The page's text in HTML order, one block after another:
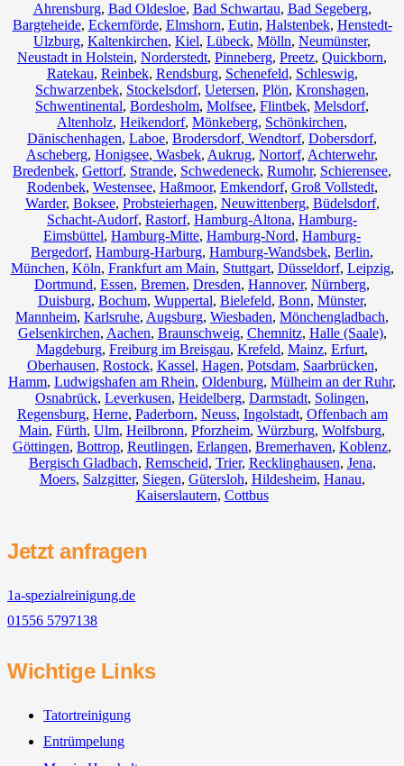
Ahrensburg, Bad Oldesloe, Bad Schwartau, Bad Segeberg,
Bargteheide, Eckernförde, Elmshorn, Eutin, Halstenbek, Henstedt-
Ulzburg, Kaltenkirchen, Kiel, Lübeck, Mölln, Neumünster,
Neustadt in Holstein, Norderstedt, Pinneberg, Preetz, Quickborn,
Ratekau, Reinbek, Rendsburg, Schenefeld, Schleswig,
Schwarzenbek, Stockelsdorf, Uetersen, Plön, Kronshagen,
Schwentinental, Bordesholm, Molfsee, Flintbek, Melsdorf,
Altenholz, Heikendorf, Mönkeberg, Schönkirchen,
Dänischenhagen, Laboe, Brodersdorf, Wendtorf, Dobersdorf,
Ascheberg, Honigsee, Wasbek, Aukrug, Nortorf, Achterwehr,
Bredenbek, Gettorf, Strande, Schwedeneck, Rumohr, Schierensee,
Rodenbek, Westensee, Haßmoor, Emkendorf, Groß Vollstedt,
Warder, Boksee, Probsteierhagen, Neuwittenberg, Büdelsdorf,
Schacht-Audorf, Rastorf, Hamburg-Altona, Hamburg-
Eimsbüttel, Hamburg-Mitte, Hamburg-Nord, Hamburg-
Bergedorf, Hamburg-Harburg, Hamburg-Wandsbek, Berlin,
München, Köln, Frankfurt am Main, Stuttgart, Düsseldorf, Leipzig,
Dortmund, Essen, Bremen, Dresden, Hannover, Nürnberg,
Duisburg, Bochum, Wuppertal, Bielefeld, Bonn, Münster,
Mannheim, Karlsruhe, Augsburg, Wiesbaden, Mönchengladbach,
Gelsenkirchen, Aachen, Braunschweig, Chemnitz⁠, Halle (Saale),
Magdeburg, Freiburg im Breisgau, Krefeld, Mainz, Erfurt,
Oberhausen, Rostock, Kassel, Hagen, Potsdam, Saarbrücken,
Hamm, Ludwigshafen am Rhein, Oldenburg, Mülheim an der Ruhr,
Osnabrück, Leverkusen, Heidelberg, Darmstadt, Solingen,
Regensburg, Herne, Paderborn, Neuss, Ingolstadt, Offenbach am
Main, Fürth, Ulm, Heilbronn, Pforzheim, Würzburg, Wolfsburg,
Göttingen, Bottrop, Reutlingen, Erlangen, Bremerhaven, Koblenz,
Bergisch Gladbach, Remscheid, Trier, Recklinghausen, Jena,
Moers, Salzgitter, Siegen, Gütersloh, Hildesheim, Hanau,
Kaiserslautern, Cottbus
Jetzt anfragen
1a-spezialreinigung.de
01556 5797138
Wichtige Links
Tatortreinigung
Entrümpelung